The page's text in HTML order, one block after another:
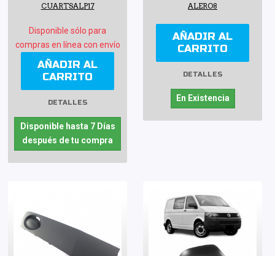
CUARTSALP17
Disponible sólo para
compras en línea con envío
AÑADIR AL
CARRITO
DETALLES
Disponible hasta 7 Días
después de tu compra
ALERO8
AÑADIR AL
CARRITO
DETALLES
En Existencia